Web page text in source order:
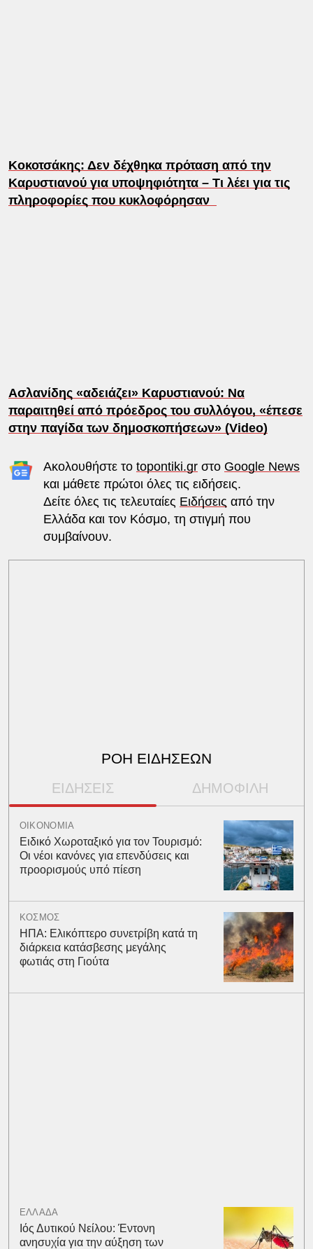
Κοκοτσάκης: Δεν δέχθηκα πρόταση από την
Καρυστιανού για υποψηφιότητα – Τι λέει για τις
πληροφορίες που κυκλοφόρησαν
Ασλανίδης «αδειάζει» Καρυστιανού: Να
παραιτηθεί από πρόεδρος του συλλόγου, «έπεσε
στην παγίδα των δημοσκοπήσεων» (Video)
Ακολουθήστε το topontiki.grστο Google News
και μάθετε πρώτοι όλες τις ειδήσεις.
Δείτε όλες τις τελευταίες Ειδήσεις από την
Ελλάδα και τον Κόσμο, τη στιγμή που
συμβαίνουν.
ΡΟΗ ΕΙΔΗΣΕΩΝ
ΕΙΔΗΣΕΙΣ ΔΗΜΟΦΙΛΗ
ΟΙΚΟΝΟΜΙΑ
Ειδικό Χωροταξικό για τον Τουρισμό:
Οι νέοι κανόνες για επενδύσεις και
προορισμούς υπό πίεση
ΚΟΣΜΟΣ
ΗΠΑ: Ελικόπτερο συνετρίβη κατά τη
διάρκεια κατάσβεσης μεγάλης
φωτιάς στη Γιούτα
ΕΛΛΑΔΑ
Ιός Δυτικού Νείλου: Έντονη
ανησυχία για την αύξηση των